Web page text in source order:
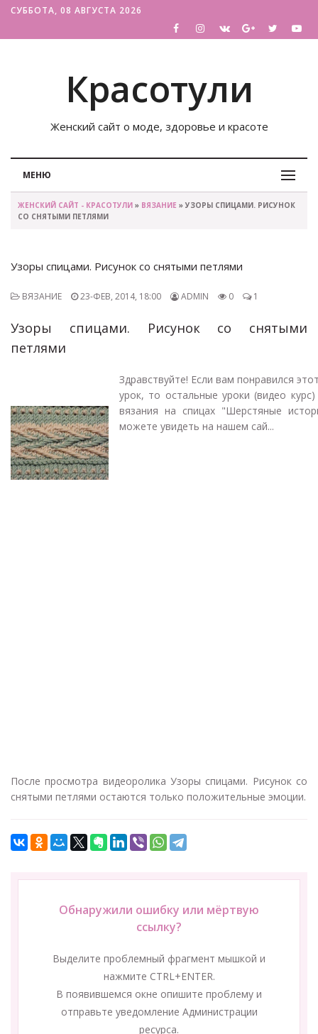
СУББОТА, 08 АВГУСТА 2026
Красотули
Женский сайт о моде, здоровье и красоте
МЕНЮ
ЖЕНСКИЙ САЙТ - КРАСОТУЛИ » ВЯЗАНИЕ » УЗОРЫ СПИЦАМИ. РИСУНОК
СО СНЯТЫМИ ПЕТЛЯМИ
Узоры спицами. Рисунок со снятыми петлями
ВЯЗАНИЕ 23-ФЕВ, 2014, 18:00 ADMIN 0 1
Узоры спицами. Рисунок со снятыми
петлями
Здравствуйте! Если вам понравился
урок, то остальные уроки (видео
вязания на спицах "Шерстяные
можете увидеть на нашем сай...
После просмотра видеоролика Узоры спицами. Рисунок со
снятыми петлями остаются только положительные эмоции.
Обнаружили ошибку или мёртвую
ссылку?
Выделите проблемный фрагмент мышкой и
нажмите CTRL+ENTER.
В появившемся окне опишите проблему и
отправьте уведомление Администрации
ресурса.